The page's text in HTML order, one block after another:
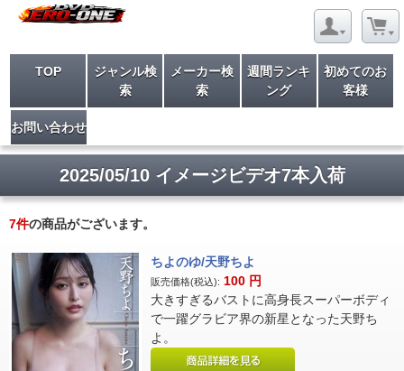
TOP
ジャンル検
索
メーカー検
索
週間ランキ
ング
初めてのお
客様
お問い合わせ
2025/05/10 イメージビデオ7本入荷
7件の商品がございます。
ちよのゆ/天野ちよ
販売価格(税込): 100 円
大きすぎるバストに高身長スーパーボディ
で一躍グラビア界の新星となった天野ち
よ。